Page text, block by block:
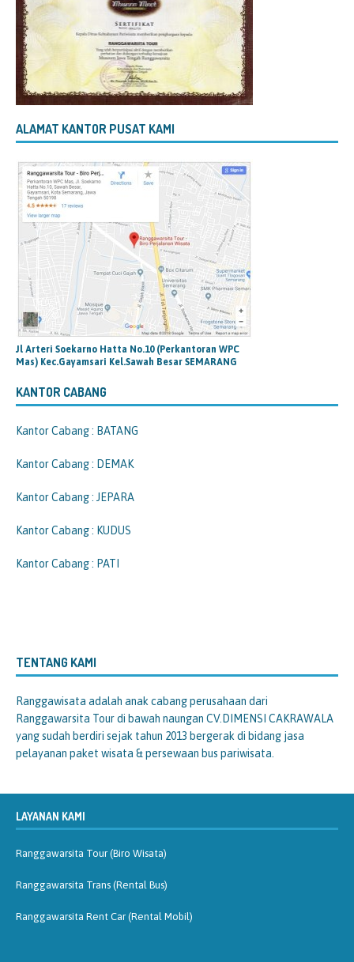
ALAMAT KANTOR PUSAT KAMI
Jl Arteri Soekarno Hatta No.10 (Perkantoran WPC
Mas) Kec.Gayamsari Kel.Sawah Besar SEMARANG
KANTOR CABANG
Kantor Cabang : BATANG
Kantor Cabang : DEMAK
Kantor Cabang : JEPARA
Kantor Cabang : KUDUS
Kantor Cabang : PATI
TENTANG KAMI
Ranggawisata adalah anak cabang perusahaan dari
Ranggawarsita Tour di bawah naungan CV.DIMENSI CAKRAWALA
yang sudah berdiri sejak tahun 2013 bergerak di bidang jasa
pelayanan paket wisata & persewaan bus pariwisata.
LAYANAN KAMI
Ranggawarsita Tour (Biro Wisata)
Ranggawarsita Trans (Rental Bus)
Ranggawarsita Rent Car (Rental Mobil)